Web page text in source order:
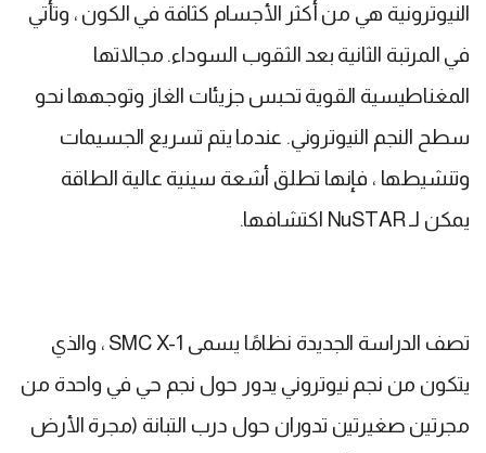
النيوترونية هي من أكثر الأجسام كثافة في الكون ، وتأتي
في المرتبة الثانية بعد الثقوب السوداء. مجالاتها
المغناطيسية القوية تحبس جزيئات الغاز وتوجهها نحو
سطح النجم النيوتروني. عندما يتم تسريع الجسيمات
وتنشيطها ، فإنها تطلق أشعة سينية عالية الطاقة
يمكن لـ NuSTAR اكتشافها.
تصف الدراسة الجديدة نظامًا يسمى SMC X-1 ، والذي
يتكون من نجم نيوتروني يدور حول نجم حي في واحدة من
مجرتين صغيرتين تدوران حول درب التبانة (مجرة الأرض